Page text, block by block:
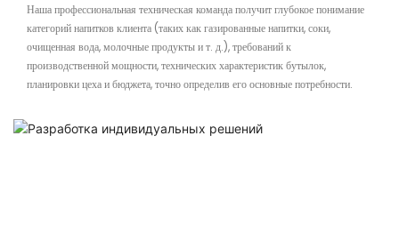
Наша профессиональная техническая команда получит глубокое понимание
категорий напитков клиента (таких как газированные напитки, соки,
очищенная вода, молочные продукты и т. д.), требований к
производственной мощности, технических характеристик бутылок,
планировки цеха и бюджета, точно определив его основные потребности.